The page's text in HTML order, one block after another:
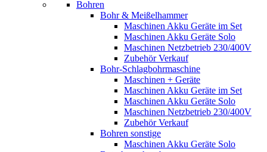
Bohren
Bohr & Meißelhammer
Maschinen Akku Geräte im Set
Maschinen Akku Geräte Solo
Maschinen Netzbetrieb 230/400V
Zubehör Verkauf
Bohr-Schlagbohrmaschine
Maschinen + Geräte
Maschinen Akku Geräte im Set
Maschinen Akku Geräte Solo
Maschinen Netzbetrieb 230/400V
Zubehör Verkauf
Bohren sonstige
Maschinen Akku Geräte Solo